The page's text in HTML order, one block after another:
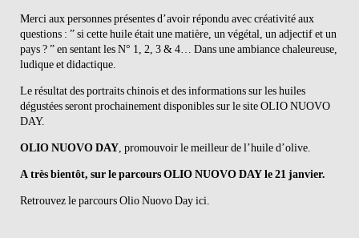
Merci aux personnes présentes d’avoir répondu avec créativité aux
questions : ” si cette huile était une matière, un végétal, un adjectif et un
pays ? ” en sentant les N° 1, 2, 3 & 4… Dans une ambiance chaleureuse,
ludique et didactique.
Le résultat des portraits chinois et des informations sur les huiles
dégustées seront prochainement disponibles sur le site OLIO NUOVO
DAY.
OLIO NUOVO DAY, promouvoir le meilleur de l’huile d’olive.
A très bientôt, sur le parcours OLIO NUOVO DAY le 21 janvier.
Retrouvez le parcours Olio Nuovo Day ici.